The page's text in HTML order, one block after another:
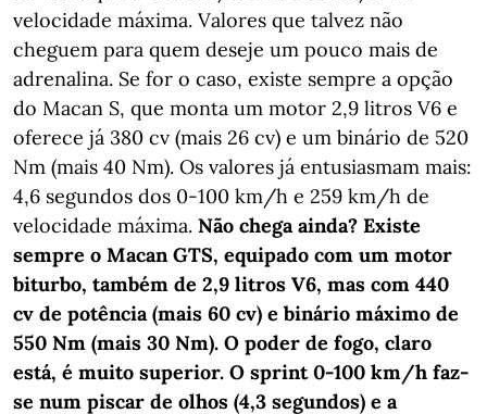
velocidade máxima. Valores que talvez não
cheguem para quem deseje um pouco mais de
adrenalina. Se for o caso, existe sempre a opção
do Macan S, que monta um motor 2,9 litros V6 e
oferece já 380 cv (mais 26 cv) e um binário de 520
Nm (mais 40 Nm). Os valores já entusiasmam mais:
4,6 segundos dos 0-100 km/h e 259 km/h de
velocidade máxima. Não chega ainda? Existe
sempre o Macan GTS, equipado com um motor
biturbo, também de 2,9 litros V6, mas com 440
cv de potência (mais 60 cv) e binário máximo de
550 Nm (mais 30 Nm). O poder de fogo, claro
está, é muito superior. O sprint 0-100 km/h faz-
se num piscar de olhos (4,3 segundos) e a